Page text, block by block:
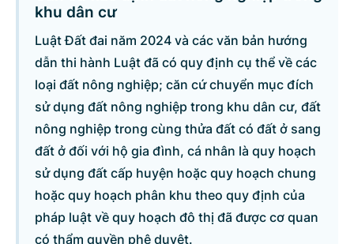
khu dân cư
Luật Đất đai năm 2024 và các văn bản hướng
dẫn thi hành Luật đã có quy định cụ thể về các
loại đất nông nghiệp; căn cứ chuyển mục đích
sử dụng đất nông nghiệp trong khu dân cư, đất
nông nghiệp trong cùng thửa đất có đất ở sang
đất ở đối với hộ gia đình, cá nhân là quy hoạch
sử dụng đất cấp huyện hoặc quy hoạch chung
hoặc quy hoạch phân khu theo quy định của
pháp luật về quy hoạch đô thị đã được cơ quan
có thẩm quyền phê duyệt.